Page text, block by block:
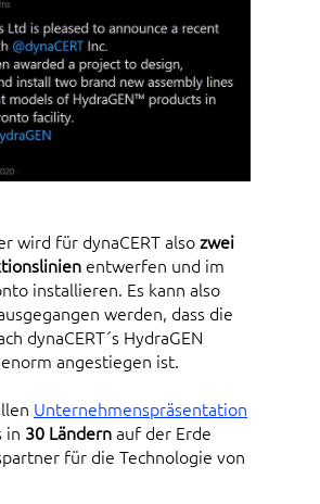
wird für dynaCERT alsozwei
entwerfen und im
installieren. Es kann also
werden, dass die
dynaCERT´s HydraGEN
angestiegen ist.
Unternehmenspräsentation
in 30 Ländernauf der Erde
für die Technologie von